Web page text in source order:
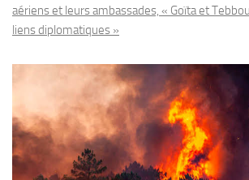
aériens et leurs ambassades, « Goïta et
liens diplomatiques »